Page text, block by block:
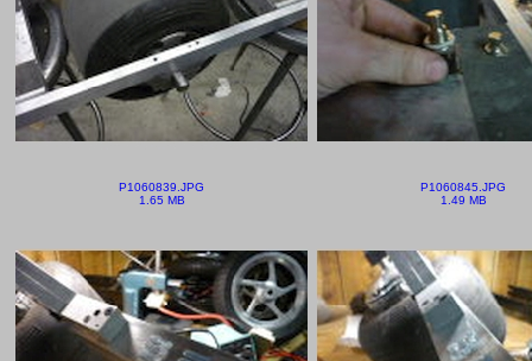
P1060839.JPG
1.65 MB
P1060845.JPG
1.49 MB